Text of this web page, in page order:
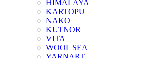
HIMALAYA
KARTOPU
NAKO
KUTNOR
VITA
WOOL SEA